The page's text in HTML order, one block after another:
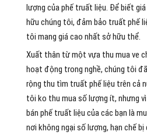
lượng củaphế truất liệu. Để biết giá
hữu chúng tôi, đảm bảo truất phế
tôi mang giá cao nhất sở hữu thể.
Xuất thân từmột vựa thu muave
hoạt động trong nghề, chúng tôi đã
rộng thu tìm truất phếliệu trên cả
tôi ko thu muasố lượng ít, nhưng
bán phế truất liệu củacác bạn là
nơi không ngại số lượng, hạn chếbị